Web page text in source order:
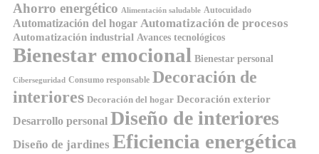
Ahorro energético Alimentación saludable Autocuidado
Automatización del hogar Automatización de procesos
Automatización industrial Avances tecnológicos
Bienestar emocional Bienestar personal
Ciberseguridad Consumo responsable Decoración de
interiores Decoración del hogar Decoración exterior
Desarrollo personal Diseño de interiores
Diseño de jardines Eficiencia energética